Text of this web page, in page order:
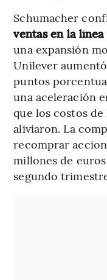
Schumacher
ventas en la
una expansión
Unilever
puntos
una aceleración
que los costos de
aliviaron. La
recomprar
millones de
segundo